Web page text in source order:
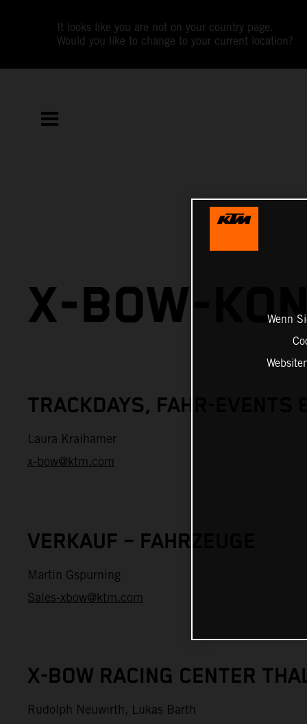
It looks like you are not on your country page.
Would you like to change to your current location?
X-BOW-
TRACKDAYS, FAHR-EVENTS
Laura Kraihamer
x-bow@ktm.com
VERKAUF – FAHRZEUGE
Martin Gspurning
Sales-xbow@ktm.com
X-BOW RACING CENTER
Rudolph Neuwirth, Lukas Barth
Wenn